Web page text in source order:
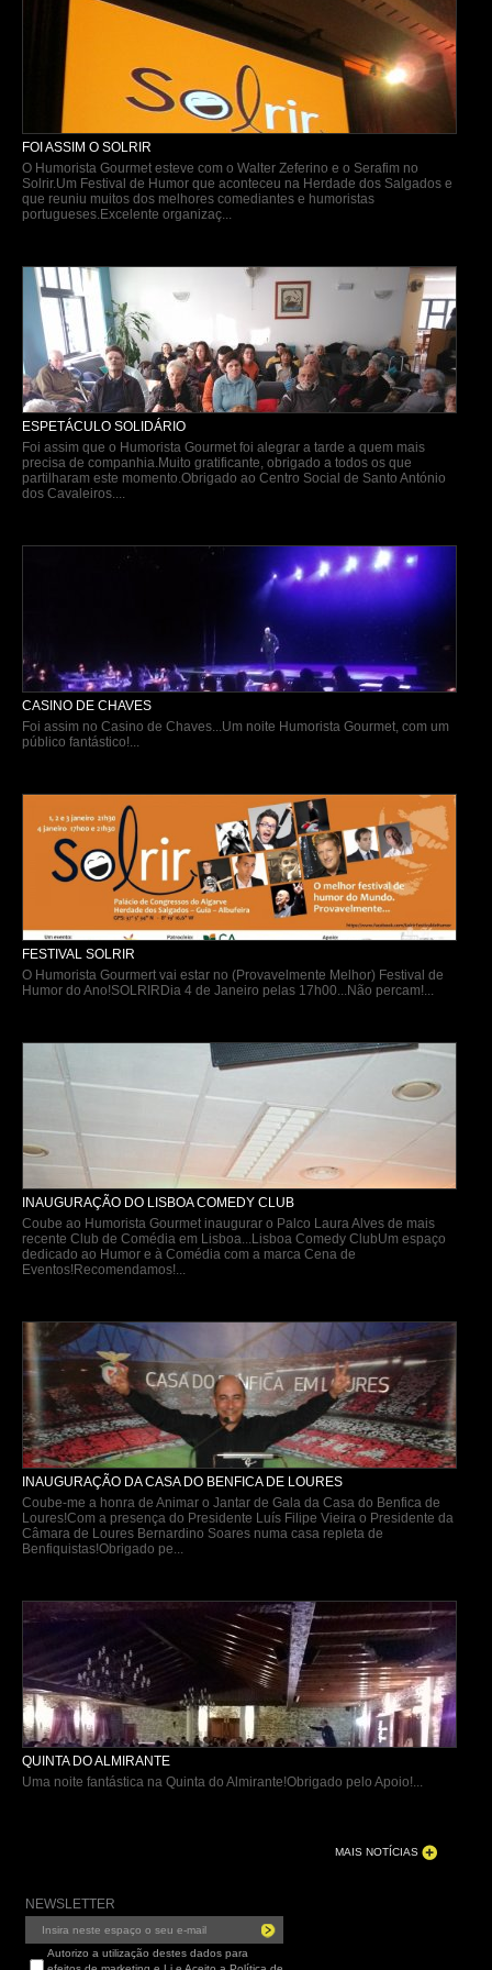
FOI ASSIM O SOLRIR
O Humorista Gourmet esteve com o Walter Zeferino e o Serafim no
Solrir.Um Festival de Humor que aconteceu na Herdade dos Salgados e
que reuniu muitos dos melhores comediantes e humoristas
portugueses.Excelente organizaç...
ESPETÁCULO SOLIDÁRIO
Foi assim que o Humorista Gourmet foi alegrar a tarde a quem mais
precisa de companhia.Muito gratificante, obrigado a todos os que
partilharam este momento.Obrigado ao Centro Social de Santo António
dos Cavaleiros....
CASINO DE CHAVES
Foi assim no Casino de Chaves...Um noite Humorista Gourmet, com um
público fantástico!...
FESTIVAL SOLRIR
O Humorista Gourmert vai estar no (Provavelmente Melhor) Festival de
Humor do Ano!SOLRIRDia 4 de Janeiro pelas 17h00...Não percam!...
INAUGURAÇÃO DO LISBOA COMEDY CLUB
Coube ao Humorista Gourmet inaugurar o Palco Laura Alves de mais
recente Club de Comédia em Lisboa...Lisboa Comedy ClubUm espaço
dedicado ao Humor e à Comédia com a marca Cena de
Eventos!Recomendamos!...
INAUGURAÇÃO DA CASA DO BENFICA DE LOURES
Coube-me a honra de Animar o Jantar de Gala da Casa do Benfica de
Loures!Com a presença do Presidente Luís Filipe Vieira o Presidente da
Câmara de Loures Bernardino Soares numa casa repleta de
Benfiquistas!Obrigado pe...
QUINTA DO ALMIRANTE
Uma noite fantástica na Quinta do Almirante!Obrigado pelo Apoio!...
MAIS NOTÍCIAS
NEWSLETTER
Autorizo a utilização destes dados para